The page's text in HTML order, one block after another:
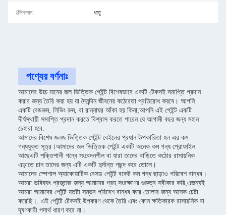
8উপাদান: ধাতু
পণ্যের বর্ণনাঃ
আমাদের উচ্চ মানের জল ভিত্তিক পেইন্ট বিশেষভাবে একটি টেকসই সমাপ্তি প্রদান
করার জন্য তৈরি করা হয় যা দৈনন্দিন জীবনের কঠোরতা প্রতিরোধ করবে। আপনি
একটি বেডরুম, লিভিং রুম, বা রান্নাঘর আঁকা হয় কিনা,আপনি এই পেইন্ট একটি
দীর্ঘস্থায়ী সমাপ্তি প্রদান করতে বিশ্বাস করতে পারেন যে আগামী বছর জন্য মহান
চেহারা হবে.
আমাদের বিশেষ জলজ ভিত্তিক পেইন্ট বেইলের প্রধান উপকারিতা হল এর কম
গন্ধযুক্ত সূত্র।আমাদের জল ভিত্তিক পেইন্ট একটি অনেক কম গন্ধ প্রোফাইল
আছেএটি শক্তিশালী গন্ধে সংবেদনশীল বা যারা তাদের বাড়িতে কঠোর রাসায়নিক
এড়াতে চান তাদের জন্য এটি একটি দুর্দান্ত পছন্দ করে তোলে।
আমাদের স্পেশাল অ্যাকোয়াটিক বেসড পেইন্ট বকেট কম গন্ধ ছাড়াও পরিবেশ বান্ধব।
আমরা ভবিষ্যৎ প্রজন্মের জন্য আমাদের গ্রহ সংরক্ষণের গুরুত্ব স্বীকার করি,এজন্যই
আমরা আমাদের পেইন্ট যতটা সম্ভব পরিবেশ বান্ধব করে তোলার জন্য অনেক চেষ্টা
করেছি।. এই পেইন্ট টেকসই উপকরণ থেকে তৈরি এবং কোন ক্ষতিকারক রাসায়নিক বা
দূষণকারী পদার্থ ধারণ করে না।